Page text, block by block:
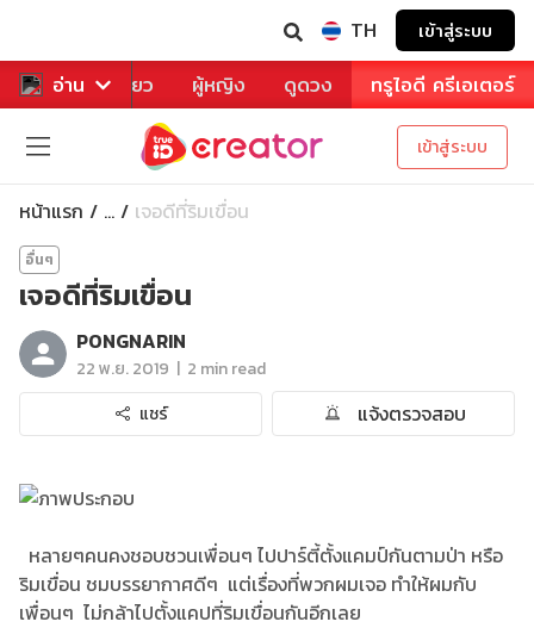
TH เข้าสู่ระบบ
อ่าน
หาร ท่องเที่ยว ผู้หญิง ดูดวง ทรูไอดี ครีเอเตอร์
เข้าสู่ระบบ
หน้าแรก ... เจอดีที่ริมเขื่อน
อื่นๆ
เจอดีที่ริมเขื่อน
PONGNARIN
22 พ.ย. 2019 | 2 min read
แชร์
แจ้งตรวจสอบ
หลายๆคนคงชอบชวนเพื่อนๆ ไปปาร์ตี้ตั้งแคมป์กันตามป่า หรือ
ริมเขื่อน ชมบรรยากาศดีๆ แต่เรื่องที่พวกผมเจอ ทำให้ผมกับ
เพื่อนๆ ไม่กล้าไปตั้งแคปที่ริมเขื่อนกันอีกเลย